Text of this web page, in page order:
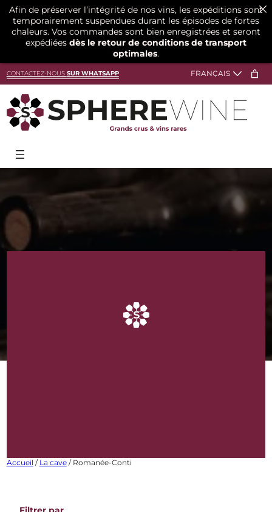
au
CONTACTEZ-NOUS SUR WHATSAPP
Accueil / La cave/ Romanée-Conti
Afin de préserver l’intégrité de nos vins, les expéditions sont
temporairement suspendues durant les épisodes de fortes
chaleurs. Vos commandes sont bien enregistrées et seront
expédiées dès le retour de conditions de transport
optimales.